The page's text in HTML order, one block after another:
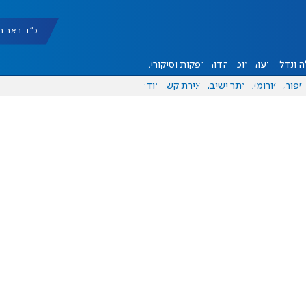
כ"ד באב תשפ"ו
ונדל"ן דעות אוכל יהדות הפקות וסיקורים
ספורט פורומים אתר ישיבה יצירת קשר עוד